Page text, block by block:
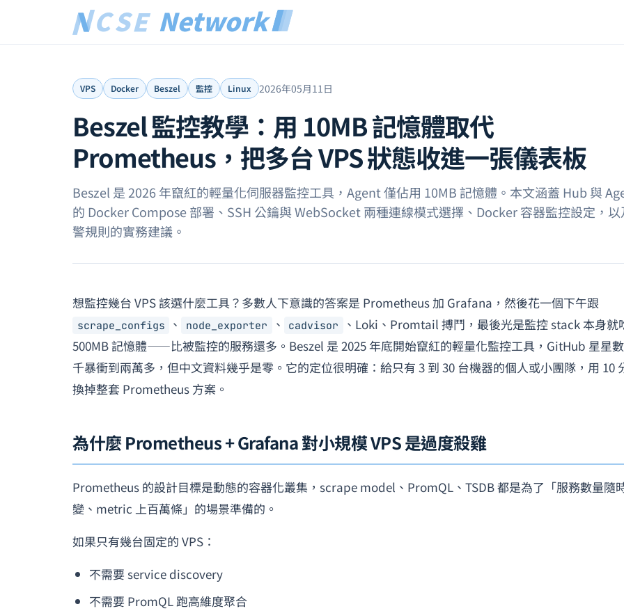
VPS Docker Beszel 監控 Linux 2026年05月11日
Beszel 監控教學：用 10MB 記憶體取代
Prometheus，把多台 VPS 狀態收進一張儀表板
Beszel 是 2026 年竄紅的輕量化伺服器監控工具，Agent 僅佔用 10MB 記憶體。本文涵蓋 Hub 與
的 Docker Compose 部署、SSH 公鑰與 WebSocket 兩種連線模式選擇、Docker 容器監控設定，
警規則的實務建議。
想監控幾台 VPS 該選什麼工具？多數人下意識的答案是 Prometheus 加 Grafana，然後花一個下午跟
scrape_configs 、 node_exporter 、 cadvisor
、Loki、Promtail 搏鬥，最後光是監控 stack 本身就
500MB 記憶體——比被監控的服務還多。Beszel 是 2025 年底開始竄紅的輕量化監控工具，GitHub 星星
千暴衝到兩萬多，但中文資料幾乎是零。它的定位很明確：給只有 3 到 30 台機器的個人或小團隊，用 10
換掉整套 Prometheus 方案。
為什麼 Prometheus + Grafana 對小規模 VPS 是過度殺雞
Prometheus 的設計目標是動態的容器化叢集，scrape model、PromQL、TSDB 都是為了「服務數量隨
變、metric 上百萬條」的場景準備的。
如果只有幾台固定的 VPS：
不需要 service discovery
不需要 PromQL 跑高維度聚合